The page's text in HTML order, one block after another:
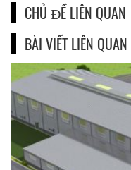
CHỦ ĐỀ LIÊN QUAN
BÀI VIẾT LIÊN QUAN